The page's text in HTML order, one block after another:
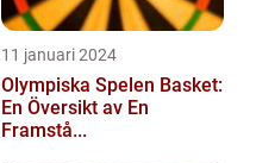
11 januari 2024
Olympiska Spelen Basket:
En Översikt av En
Framstå...